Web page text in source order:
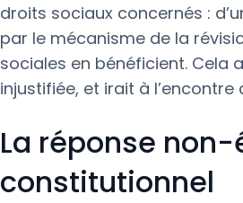
droits sociaux concernés :
par le mécanisme de la
sociales en bénéficient.
injustifiée, et irait à
La réponse
constitutionnel